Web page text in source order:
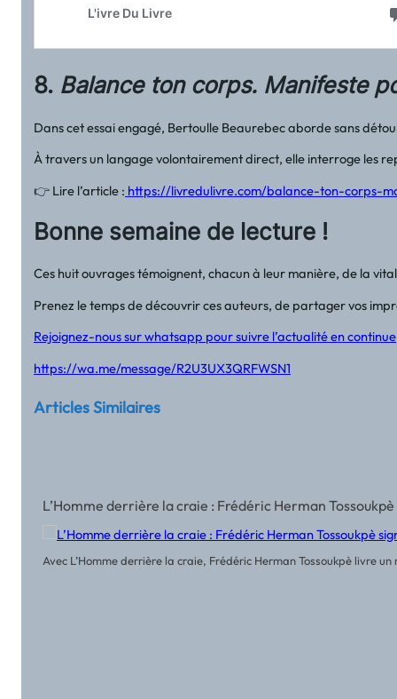
8. Balance ton corps. Manifeste
Dans cet essai engagé, Bertoulle Beaurebec aborde sans
À travers un langage volontairement direct, elle interroge les
👉 Lire l’article : https://livredulivre.com/balance-ton-corps-
Bonne semaine de lecture !
Ces huit ouvrages témoignent, chacun à leur manière, de la
Prenez le temps de découvrir ces auteurs, de partager vos
Rejoignez-nous sur whatsapp pour suivre l’actualité en continue
https://wa.me/message/R2U3UX3QRFWSN1
Articles Similaires
L’Homme derrière la craie : Frédéric Herman
Avec L’Homme derrière la craie, Frédéric Herman Tossoukpè livre